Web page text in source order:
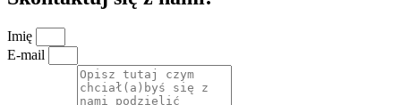
Imię
E-mail